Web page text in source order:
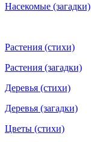
Насекомые (загадки)
Растения (стихи)
Растения (загадки)
Деревья (стихи)
Деревья (загадки)
Цветы (стихи)